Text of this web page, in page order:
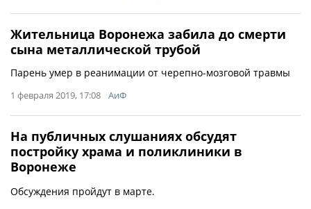
Жительница Воронежа забила до смерти
сына металлической трубой
Парень умер в реанимации от черепно-мозговой травмы
1 февраля 2019, 17:08 АиФ
На публичных слушаниях обсудят
постройку храма и поликлиники в
Воронеже
Обсуждения пройдут в марте.